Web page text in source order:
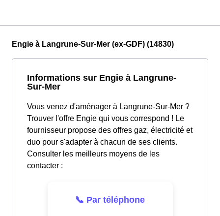
Engie à Langrune-Sur-Mer (ex-GDF) (14830)
Informations sur Engie à Langrune-
Sur-Mer
Vous venez d'aménager à Langrune-Sur-Mer ?
Trouver l'offre Engie qui vous correspond ! Le
fournisseur propose des offres gaz, électricité et
duo pour s'adapter à chacun de ses clients.
Consulter les meilleurs moyens de les
contacter :
📞 Par téléphone